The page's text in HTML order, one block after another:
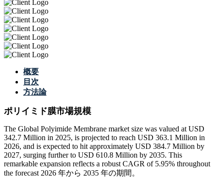
概要
目次
方法論
ポリイミド膜市場規模
The Global Polyimide Membrane market size was valued at USD
342.7 Million in 2025, is projected to reach USD 363.1 Million in
2026, and is expected to hit approximately USD 384.7 Million by
2027, surging further to USD 610.8 Million by 2035. This
remarkable expansion reflects a robust CAGR of 5.95% throughout
the forecast 2026 年から 2035 年の期間。